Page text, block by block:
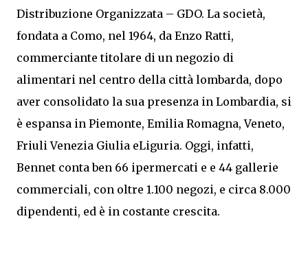
Distribuzione Organizzata – GDO. La società,
fondata a Como, nel 1964, da Enzo Ratti,
commerciante titolare di un negozio di
alimentari nel centro della città lombarda, dopo
aver consolidato la sua presenza in Lombardia, si
è espansa in Piemonte, Emilia Romagna, Veneto,
Friuli Venezia Giulia eLiguria. Oggi, infatti,
Bennet conta ben 66 ipermercati e e 44 gallerie
commerciali, con oltre 1.100 negozi, e circa 8.000
dipendenti, ed è in costante crescita.